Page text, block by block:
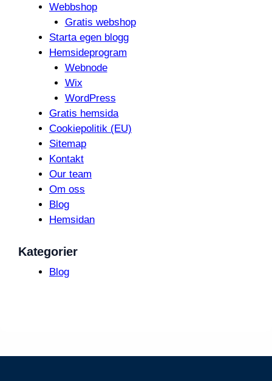
Webbshop
Gratis webshop
Starta egen blogg
Hemsideprogram
Webnode
Wix
WordPress
Gratis hemsida
Cookiepolitik (EU)
Sitemap
Kontakt
Our team
Om oss
Blog
Hemsidan
Kategorier
Blog